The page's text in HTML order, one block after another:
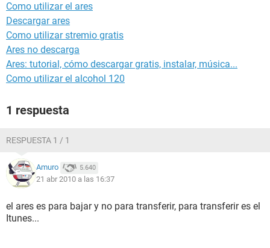
Como utilizar el ares
Descargar ares
Como utilizar stremio gratis
Ares no descarga
Ares: tutorial, cómo descargar gratis, instalar, música...
Como utilizar el alcohol 120
1 respuesta
RESPUESTA 1 / 1
Amuro 5.640
21 abr 2010 a las 16:37
el ares es para bajar y no para transferir, para transferir es el
Itunes...